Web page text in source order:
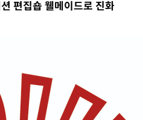
'
편집숍 웰메이드로 진화